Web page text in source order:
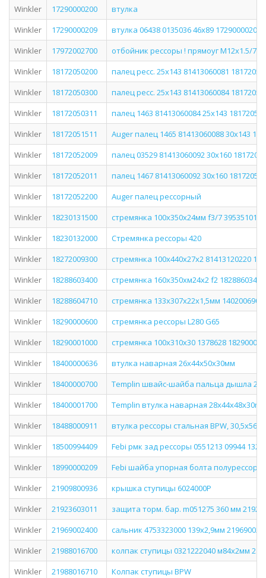
Winkler
17290000200
втулка
Winkler
17290000209
втулка 06438 0135036 46x89 17290000209
Winkler
17972002700
отбойник рессоры ! прямоуг M12x1.5/
Winkler
18172050200
палец ресс. 25х143 81413060081
Winkler
18172050300
палец ресс. 25х143 81413060084
Winkler
18172050311
палец 1463 81413060084 25x143
Winkler
18172051511
Auger палец 1465 81413060088 30x143
Winkler
18172052009
палец 03529 81413060092 30x160
Winkler
18172052011
палец 1467 81413060092 30x160
Winkler
18172052200
Auger палец рессорный
Winkler
18230131500
стремянка 100х350х24мм f3/7
Winkler
18230132000
Стремянка рессоры 420
Winkler
18272009300
стремянка 100x440x27x2 81413120220
Winkler
18288603400
стремянка 160x350xм24x2 f2 18288603400
Winkler
18288604710
стремянка 133х307х22х1,5мм 1402006906
Winkler
18290000600
стремянка рессоры L280 G65
Winkler
18290001000
стремянка 100х310х30 1378628
Winkler
18400000636
втулка наварная 26х44х50х30мм
Winkler
18400000700
Templin швайс-шайба пальца дышла
Winkler
18400001700
Templin втулка наварная
Winkler
18488000911
втулка рессоры стальная BPW,
Winkler
18500994409
Febi рмк зад рессоры 0551213 09944
Winkler
18990000209
Febi шайба упорная болта полурессоры
Winkler
21909800936
крышка ступицы 6024000P
Winkler
21923603011
защита торм. бар. m051275 360 мм
Winkler
21969002400
сальник 4753323000 139х2,9мм
Winkler
21988016700
колпак ступицы 0321222040 м84х2мм
Winkler
21988016710 Колпак ступицы BPW